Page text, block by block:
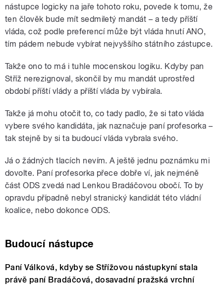
nástupce logicky na jaře tohoto roku, povede k tomu, že
ten člověk bude mít sedmiletý mandát – a tedy příští
vláda, což podle preferencí může být vláda hnutí ANO,
tím pádem nebude vybírat nejvyššího státního zástupce.
Takže ono to má i tuhle mocenskou logiku. Kdyby pan
Stříž nerezignoval, skončil by mu mandát uprostřed
období příští vlády a příští vláda by vybírala.
Takže já mohu otočit to, co tady padlo, že si tato vláda
vybere svého kandidáta, jak naznačuje paní profesorka –
tak stejně by si ta budoucí vláda vybrala svého.
Já o žádných tlacích nevím. A ještě jednu poznámku mi
dovolte. Paní profesorka přece dobře ví, jak nejméně
část ODS zvedá nad Lenkou Bradáčovou obočí. To by
opravdu případně nebyl stranický kandidát této vládní
koalice, nebo dokonce ODS.
Budoucí nástupce
Paní Válková, kdyby se Střížovou nástupkyní stala
právě paní Bradáčová, dosavadní pražská vrchní